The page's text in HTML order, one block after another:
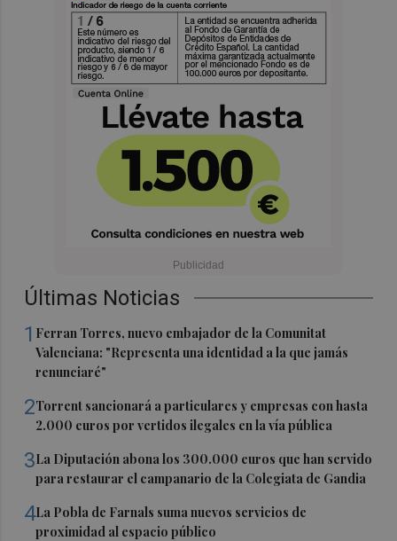
Últimas Noticias
1 Ferran Torres, nuevo embajador de la Comunitat
Valenciana: "Representa una identidad a la que jamás
renunciaré"
2Torrent sancionará a particulares y empresas con hasta
2.000 euros por vertidos ilegales en la vía pública
3La Diputación abona los 300.000 euros que han servido
para restaurar el campanario de la Colegiata de Gandia
4La Pobla de Farnals suma nuevos servicios de
proximidad al espacio público